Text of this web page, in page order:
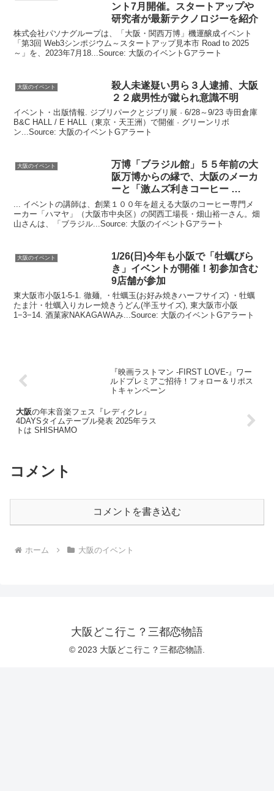
ント7月開催。スタートアップや
研究者が最新テクノロジーを紹介
株式会社パソナグループは、「大阪・関西万博」機運醸成イベント
「第3回 Web3シンポジウム～スタートアップ見本市 Road to 2025
～」を、2023年7月18...Source: 大阪のイベントGアラート
大阪のイベント 殺人未遂疑い男ら３人逮捕、 大阪
２２歳男性が蹴られ意識不明
イベント・出版情報. ジブリパークとジブリ展 · 6/28～9/23 寺田倉庫
B&C HALL / E HALL（東京・天王洲）で開催 · グリーンリボ
ン...Source: 大阪のイベントGアラート
大阪のイベント 万博「ブラジル館」５５年前の大
阪万博からの縁で、 大阪のメーカ
ーと「激ムズ利きコーヒー …
... イベントの講師は、創業１００年を超える大阪のコーヒー専門メ
ーカー「ハマヤ」（大阪市中央区）の関西工場長・畑山裕一さん。畑
山さんは、「ブラジル...Source: 大阪のイベントGアラート
大阪のイベント
1/26(日)今年も小阪で「牡蠣びら
き」 イベントが開催！初参加含む
9店舗が参加
東大阪市小阪1-5-1. 徹麺, ・牡蠣玉(お好み焼きハーフサイズ) ・牡蠣
たま汁・牡蠣入りカレー焼きうどん(半玉サイズ), 東大阪市小阪
1−3−14. 酒菓家NAKAGAWAみ...Source: 大阪のイベントGアラート
『映画ラストマン -FIRST LOVE-』ワー
ルドプレミアご招待！フォロー＆リポス
トキャンペーン
大阪の年末音楽フェス『レディクレ』
4DAYSタイムテーブル発表 2025年ラス
トは SHISHAMO
コメント
コメントを書き込む
ホーム 大阪のイベント
大阪どこ行こ？三都恋物語
© 2023 大阪どこ行こ？三都恋物語.